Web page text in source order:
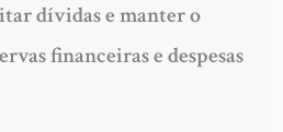
dívidas e manter o
financeiras e despesas